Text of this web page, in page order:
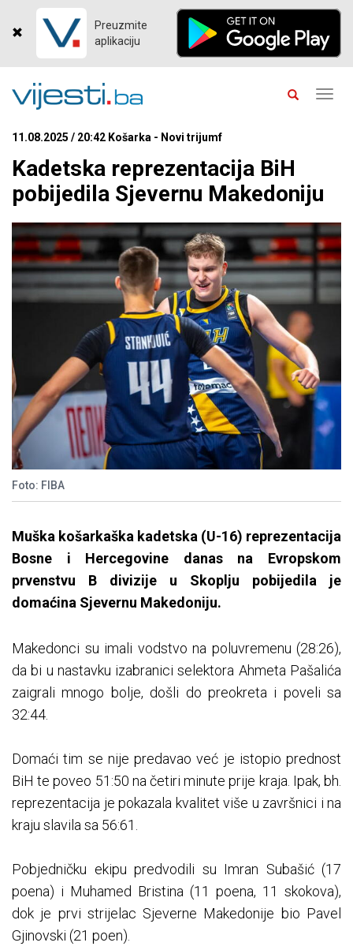
Preuzmite
aplikaciju
11.08.2025 / 20:42 Košarka - Novi trijumf
Kadetska reprezentacija BiH
pobijedila Sjevernu Makedoniju
Foto: FIBA
Muška košarkaška kadetska (U-16) reprezentacija
Bosne i Hercegovine danas na Evropskom
prvenstvu B divizije u Skoplju pobijedila je
domaćina Sjevernu Makedoniju.
Makedonci su imali vodstvo na poluvremenu (28:26),
da bi u nastavku izabranici selektora Ahmeta Pašalića
zaigrali mnogo bolje, došli do preokreta i poveli sa
32:44.
Domaći tim se nije predavao već je istopio prednost
BiH te poveo 51:50 na četiri minute prije kraja. Ipak, bh.
reprezentacija je pokazala kvalitet više u završnici i na
kraju slavila sa 56:61.
Pobjedničku ekipu predvodili su Imran Subašić (17
poena) i Muhamed Bristina (11 poena, 11 skokova),
dok je prvi strijelac Sjeverne Makedonije bio Pavel
Gjinovski (21 poen).